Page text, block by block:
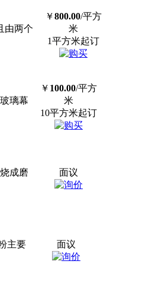
由两个
￥800.00/平方
米
1平方米起订
璃幕
￥ 100.00/平方
米
10平方米起订
成磨
面议
主要
面议